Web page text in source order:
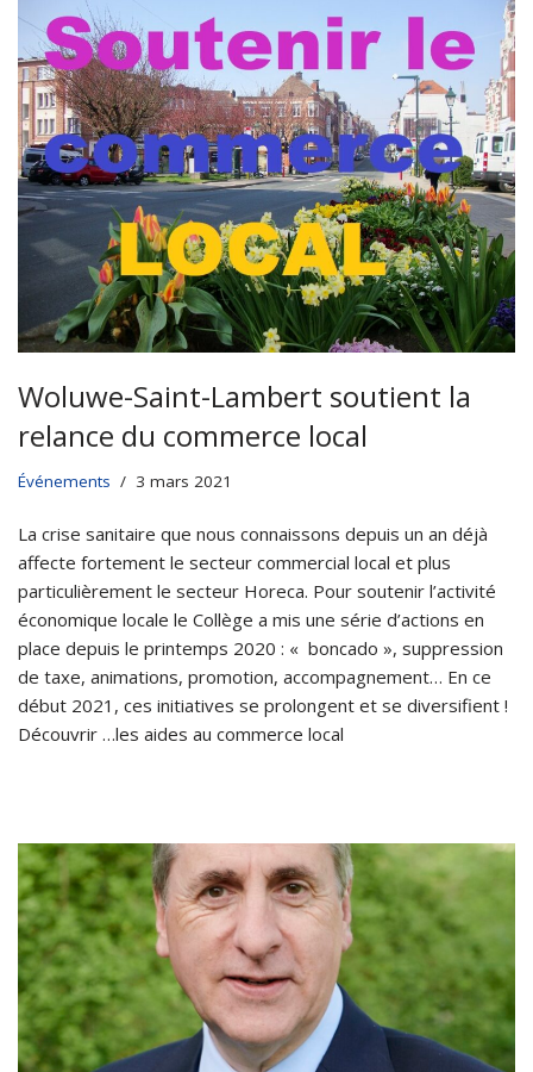
Woluwe-Saint-Lambert soutient la
relance du commerce local
Événements 3 mars 2021
La crise sanitaire que nous connaissons depuis un an déjà
affecte fortement le secteur commercial local et plus
particulièrement le secteur Horeca. Pour soutenir l’activité
économique locale le Collège a mis une série d’actions en
place depuis le printemps 2020 : « boncado », suppression
de taxe, animations, promotion, accompagnement… En ce
début 2021, ces initiatives se prolongent et se diversifient !
Découvrir …les aides au commerce local